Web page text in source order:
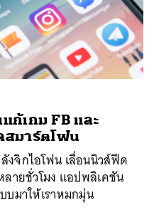
ก้เกม FB และ
สมาร์ตโฟน
งจิกไอโฟน เลื่อนนิวส์ฟีด
ลายชั่วโมง แอปพลิเคชัน
บมาให้เราหมกมุ่น
LINE EMAIL